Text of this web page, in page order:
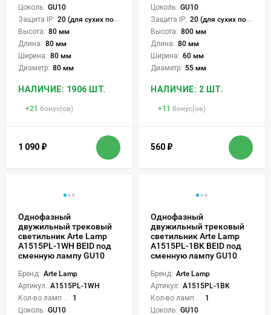
Цоколь: GU10
Защита IP: 20 (для сухих пом.)
Высота: 80 мм
Длина: 80 мм
Ширина: 80 мм
Диаметр: 80 мм
НАЛИЧИЕ: 1906 ШТ.
+21 бонус(ов)
1 090 ₽
Цоколь: GU10
Защита IP: 20 (для сухих пом.)
Высота: 800 мм
Длина: 80 мм
Ширина: 60 мм
Диаметр: 55 мм
НАЛИЧИЕ: 2 ШТ.
+11 бонус(ов)
560 ₽
Однофазный
двужильный трековый
светильник Arte Lamp
A1515PL-1WH BEID под
сменную лампу GU10
Бренд: Arte Lamp
Артикул: A1515PL-1WH
1
Цоколь: GU10
Однофазный
двужильный трековый
светильник Arte Lamp
A1515PL-1BK BEID под
сменную лампу GU10
Бренд: Arte Lamp
Артикул: A1515PL-1BK
1
Цоколь: GU10